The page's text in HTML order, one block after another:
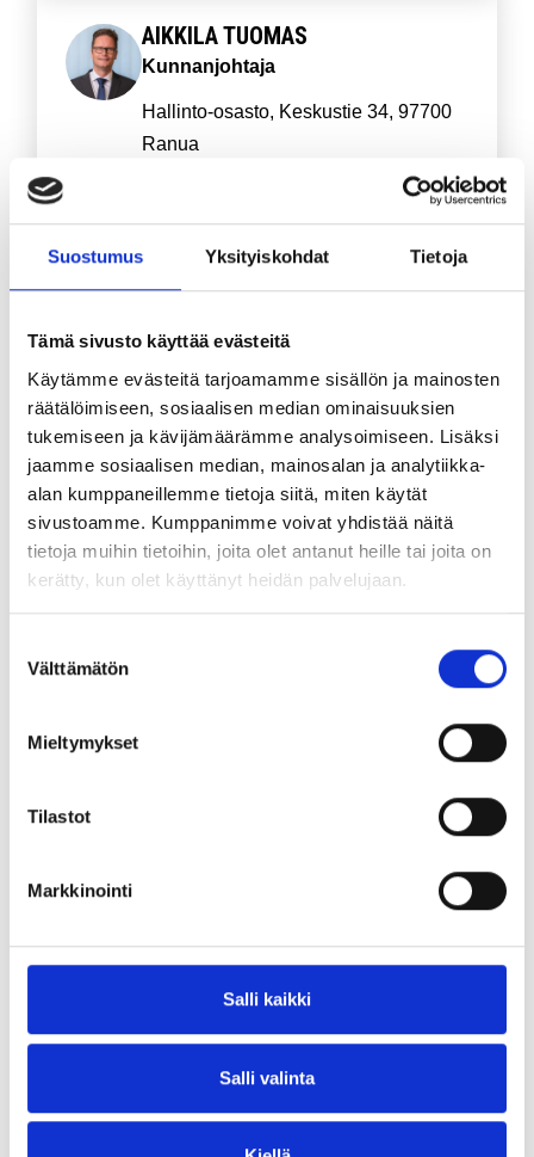
Suostumus Yksityiskohdat Tietoja
Tämä sivusto käyttää evästeitä
Käytämme evästeitä tarjoamamme sisällön ja mainosten
räätälöimiseen, sosiaalisen median ominaisuuksien
tukemiseen ja kävijämäärämme analysoimiseen. Lisäksi
jaamme sosiaalisen median, mainosalan ja analytiikka-
alan kumppaneillemme tietoja siitä, miten käytät
sivustoamme. Kumppanimme voivat yhdistää näitä
tietoja muihin tietoihin, joita olet antanut heille tai joita on
kerätty, kun olet käyttänyt heidän palvelujaan.
valinta
Välttämätön
Mieltymykset
Tilastot
Markkinointi
Salli kaikki
Salli valinta
AIKKILA TUOMAS
Kunnanjohtaja
Hallinto-osasto, Keskustie 34, 97700
Ranua
040 539 4293
ANETJÄRVI MARKO
kirjastoautonkuljettaja-virkailija
Ranuan kirjastoauto
marko.anetjarvi@ranua.fi
+358 40 0398775
BUSINESS RANUA
businessranua@ranua.fi
0406623700
puistotyönjohtaja